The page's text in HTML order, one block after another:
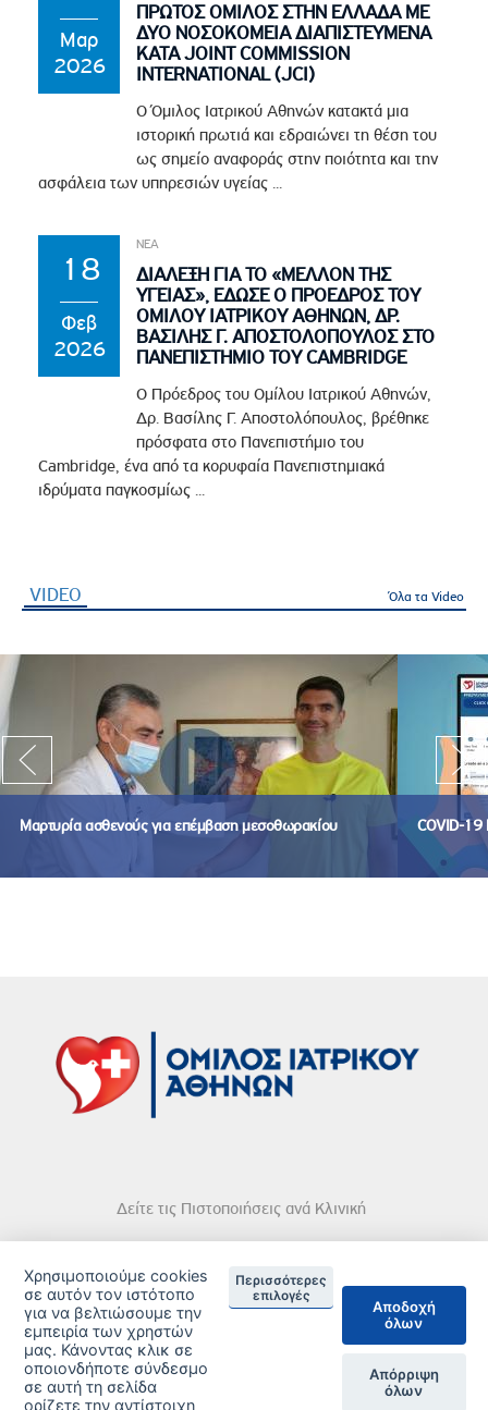
Μαρ
2026
ΠΡΩΤΟΣ ΟΜΙΛΟΣ ΣΤΗΝ ΕΛΛΑΔΑ ΜΕ
ΔΥΟ ΝΟΣΟΚΟΜΕΙΑ ΔΙΑΠΙΣΤΕΥΜΕΝΑ
ΚΑΤΑ JOINT COMMISSION
INTERNATIONAL (JCI)
Ο Όμιλος Ιατρικού Αθηνών κατακτά μια
ιστορική πρωτιά και εδραιώνει τη θέση του
ως σημείο αναφοράς στην ποιότητα και την
ασφάλεια των υπηρεσιών υγείας ...
18
Φεβ
2026
ΝΕΑ
ΔΙΑΛΕΞΗ ΓΙΑ ΤΟ «ΜΕΛΛΟΝ ΤΗΣ
ΥΓΕΙΑΣ», ΕΔΩΣΕ Ο ΠΡΟΕΔΡΟΣ ΤΟΥ
ΟΜΙΛΟΥ ΙΑΤΡΙΚΟΥ ΑΘΗΝΩΝ, ΔΡ.
ΒΑΣΙΛΗΣ Γ. ΑΠΟΣΤΟΛΟΠΟΥΛΟΣ ΣΤΟ
ΠΑΝΕΠΙΣΤΗΜΙΟ ΤΟΥ CAMBRIDGE
Ο Πρόεδρος του Ομίλου Ιατρικού Αθηνών,
Δρ. Βασίλης Γ. Αποστολόπουλος, βρέθηκε
πρόσφατα στο Πανεπιστήμιο του
Cambridge, ένα από τα κορυφαία Πανεπιστημιακά
ιδρύματα παγκοσμίως ...
VIDEO Όλα τα Video
Μαρτυρία ασθενούς για επέμβαση μεσοθωρακίου COVID-19
Δείτε τις Πιστοποιήσεις ανά Κλινική
© 2026 Copyright © Iatriko.gr | Powered by Aboutnet
Χρησιμοποιούμε cookies
σε αυτόν τον ιστότοπο
για να βελτιώσουμε την
εμπειρία των χρηστών
μας. Κάνοντας κλικ σε
οποιονδήποτε σύνδεσμο
σε αυτή τη σελίδα
ορίζετε την αντίστοιχη
Περισσότερες
επιλογές
Αποδοχή
όλων
Απόρριψη
όλων